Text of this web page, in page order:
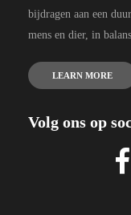
bijdragen aan een
mens en dier, in
LEARN MORE
Volg ons op